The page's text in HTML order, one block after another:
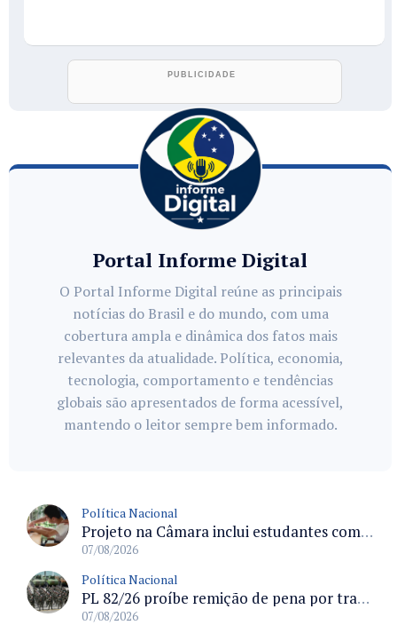
Portal Informe Digital
O Portal Informe Digital reúne as principais
notícias do Brasil e do mundo, com uma
cobertura ampla e dinâmica dos fatos mais
relevantes da atualidade. Política, economia,
tecnologia, comportamento e tendências
globais são apresentados de forma acessível,
mantendo o leitor sempre bem informado.
Política Nacional
Projeto na Câmara inclui estudantes com deficiência no regime escolar especial da LDB e estabelece critérios para frequência
07/08/2026
Política Nacional
PL 82/26 proíbe remição de pena por trabalho em funções militares para condenados por crimes contra o Estado Democrático de Direito
07/08/2026